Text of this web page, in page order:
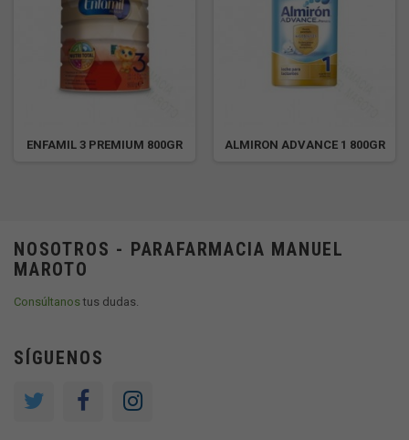
ENFAMIL 3 PREMIUM 800GR ALMIRON ADVANCE 1 800GR
NOSOTROS - PARAFARMACIA MANUEL
MAROTO
Consúltanostus dudas.
SÍGUENOS